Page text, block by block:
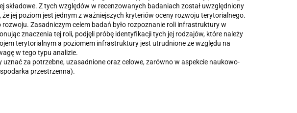
Z tych względów w recenzowanych badaniach został uwzględniony
jej poziom jest jednym z ważniejszych kryteriów oceny rozwoju terytorialnego.
Zasadniczym celem badań było rozpoznanie roli infrastruktury w
znaczenia tej roli, podjęli próbę identyfikacji tych jej rodzajów, które należy
terytorialnym a poziomem infrastruktury jest utrudnione ze względu na
w tego typu analizie.
za potrzebne, uzasadnione oraz celowe, zarówno w aspekcie naukowo-
przestrzenna).